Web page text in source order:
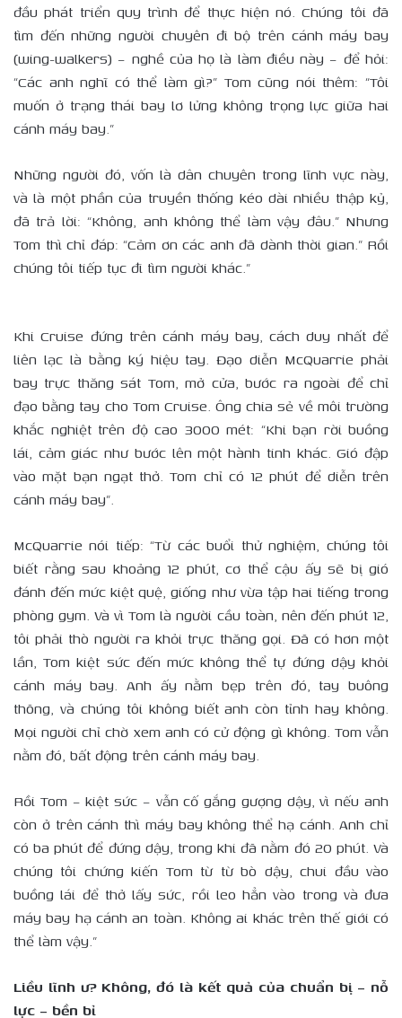
đầu phát triển quy trình để thực hiện nó. Chúng tôi đã
tìm đến những người chuyên đi bộ trên cánh máy bay
(wing-walkers) – nghề của họ là làm điều này – để hỏi:
“Các anh nghĩ có thể làm gì?” Tom cũng nói thêm: “Tôi
muốn ở trạng thái bay lơ lửng không trọng lực giữa hai
cánh máy bay.”
Những người đó, vốn là dân chuyên trong lĩnh vực này,
và là một phần của truyền thống kéo dài nhiều thập kỷ,
đã trả lời: “Không, anh không thể làm vậy đâu.” Nhưng
Tom thì chỉ đáp: “Cảm ơn các anh đã dành thời gian.” Rồi
chúng tôi tiếp tục đi tìm người khác.”
Khi Cruise đứng trên cánh máy bay, cách duy nhất để
liên lạc là bằng ký hiệu tay. Đạo diễn McQuarrie phải
bay trực thăng sát Tom, mở cửa, bước ra ngoài để chỉ
đạo bằng tay cho Tom Cruise. Ông chia sẻ về môi trường
khắc nghiệt trên độ cao 3000 mét: “Khi bạn rời buồng
lái, cảm giác như bước lên một hành tinh khác. Gió đập
vào mặt bạn ngạt thở. Tom chỉ có 12 phút để diễn trên
cánh máy bay”.
McQuarrie nói tiếp: “Từ các buổi thử nghiệm, chúng tôi
biết rằng sau khoảng 12 phút, cơ thể cậu ấy sẽ bị gió
đánh đến mức kiệt quệ, giống như vừa tập hai tiếng trong
phòng gym. Và vì Tom là người cầu toàn, nên đến phút 12,
tôi phải thò người ra khỏi trực thăng gọi. Đã có hơn một
lần, Tom kiệt sức đến mức không thể tự đứng dậy khỏi
cánh máy bay. Anh ấy nằm bẹp trên đó, tay buông
thõng, và chúng tôi không biết anh còn tỉnh hay không.
Mọi người chỉ chờ xem anh có cử động gì không. Tom vẫn
nằm đó, bất động trên cánh máy bay.
Rồi Tom – kiệt sức – vẫn cố gắng gượng dậy, vì nếu anh
còn ở trên cánh thì máy bay không thể hạ cánh. Anh chỉ
có ba phút để đứng dậy, trong khi đã nằm đó 20 phút. Và
chúng tôi chứng kiến Tom từ từ bò dậy, chui đầu vào
buồng lái để thở lấy sức, rồi leo hẳn vào trong và đưa
máy bay hạ cánh an toàn. Không ai khác trên thế giới có
thể làm vậy.”
Liều lĩnh ư? Không, đó là kết quả của chuẩn bị – nỗ
lực – bền bỉ